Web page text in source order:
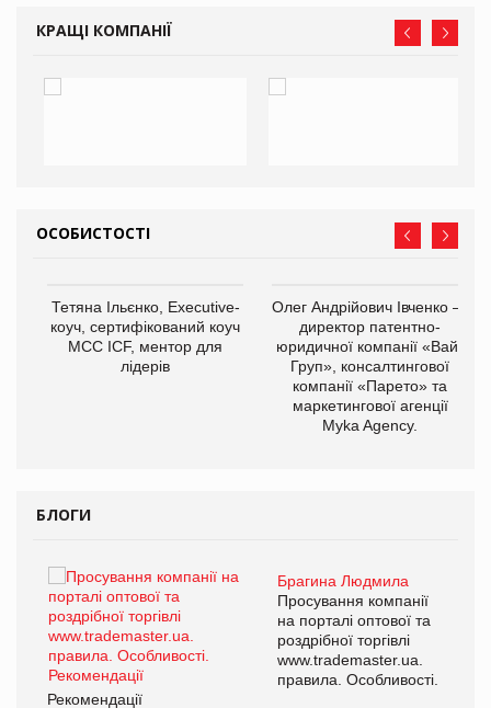
КРАЩІ КОМПАНІЇ
ОСОБИСТОСТІ
Тетяна Ільєнко, Executive-
коуч, сертифікований коуч
МСС ICF, ментор для
лідерів
Олег Андрійович Івченко —
директор патентно-
юридичної компанії «Вайз
Груп», консалтингової
компанії «Парето» та
маркетингової агенції
Myka Agency.
БЛОГИ
Брагина Людмила
Просування компанії
на порталі оптової та
роздрібної торгівлі
www.trademaster.ua.
правила. Особливості.
Рекомендації